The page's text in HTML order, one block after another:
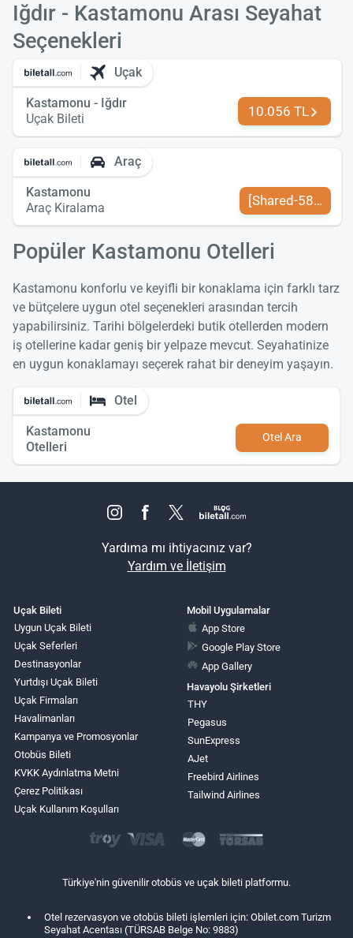
Iğdır - Kastamonu Arası Seyahat
Seçenekleri
Uçak
Kastamonu - Iğdır
Uçak Bileti
10.056 TL
Araç
Kastamonu
Araç Kiralama
[Shared-589-tr-
Popüler Kastamonu Otelleri
Kastamonu konforlu ve keyifli bir konaklama için farklı tarz
ve bütçelere uygun otel seçenekleri arasından tercih
yapabilirsiniz. Tarihi bölgelerdeki butik otellerden modern
iş otellerine kadar geniş bir yelpaze mevcut. Seyahatinize
en uygun konaklamayı seçerek rahat bir deneyim yaşayın.
Otel
Kastamonu
Otelleri
Otel Ara
Yardıma mı ihtiyacınız var?
Yardım ve İletişim
Uçak Bileti
Uygun Uçak Bileti
Uçak Seferleri
Destinasyonlar
Yurtdışı Uçak Bileti
Uçak Firmaları
Havalimanları
Kampanya ve Promosyonlar
Otobüs Bileti
KVKK Aydınlatma Metni
Çerez Politikası
Uçak Kullanım Koşulları
Mobil Uygulamalar
App Store
Google Play Store
App Gallery
Havayolu Şirketleri
THY
Pegasus
SunExpress
AJet
Freebird Airlines
Tailwind Airlines
Türkiye'nin güvenilir otobüs ve uçak bileti platformu.
Otel rezervasyon ve otobüs bileti işlemleri için: Obilet.com Turizm
Seyahat Acentası (TÜRSAB Belge No: 9883)